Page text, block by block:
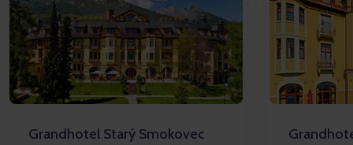
Grandhotel Starý Smokovec